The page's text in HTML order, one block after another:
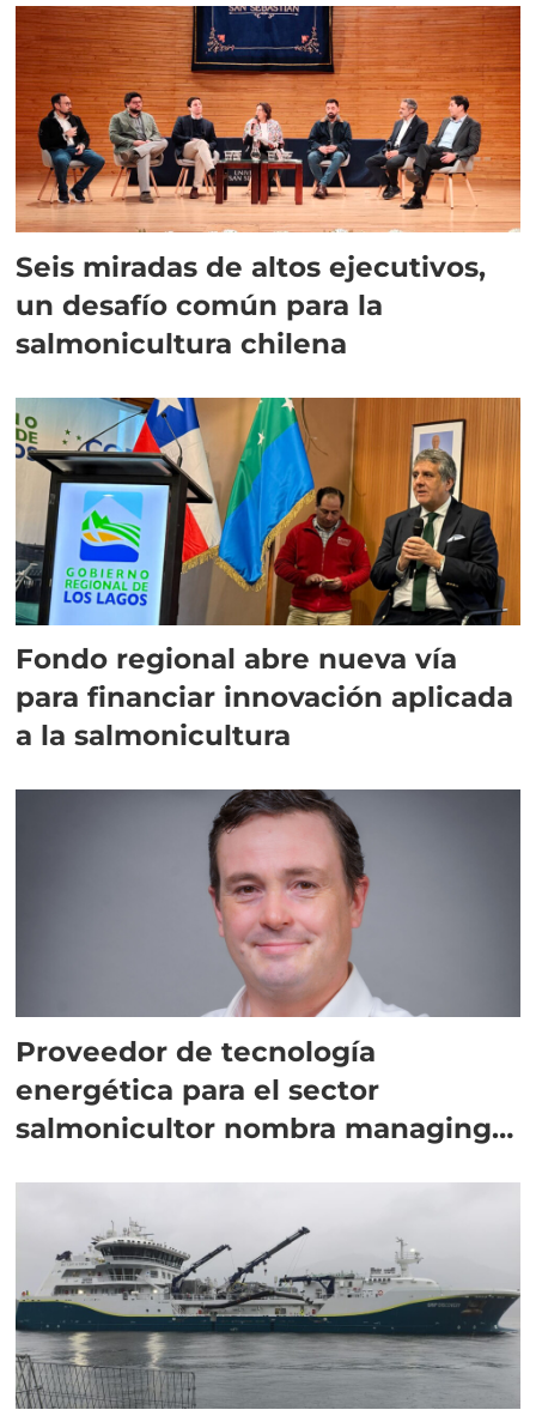
Seis miradas de altos ejecutivos,
un desafío común para la
salmonicultura chilena
Fondo regional abre nueva vía
para financiar innovación aplicada
a la salmonicultura
Proveedor de tecnología
energética para el sector
salmonicultor nombra managing